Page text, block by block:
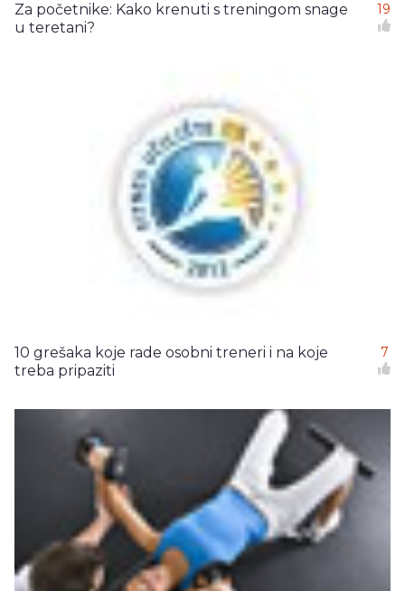
Za početnike: Kako krenuti s treningom snage
u teretani?
19
10 grešaka koje rade osobni treneri i na koje
treba pripaziti
7